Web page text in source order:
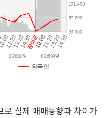
실제 매매동향과 차이가